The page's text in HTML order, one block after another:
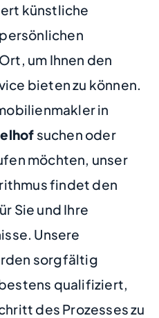
künstliche
um Ihnen den
bieten zu können.
in
suchen oder
möchten, unser
findet den
Sie und Ihre
Unsere
sorgfältig
qualifiziert,
des Prozesses zu